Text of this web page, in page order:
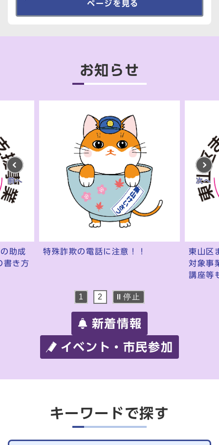
ページを見る
お知らせ
前へ
助成
書き方
特殊詐欺の電話に注意！！
東山区
対象事
講座等
次へ
1 2 停止
新着情報
イベント・市民参加
キーワードで探す